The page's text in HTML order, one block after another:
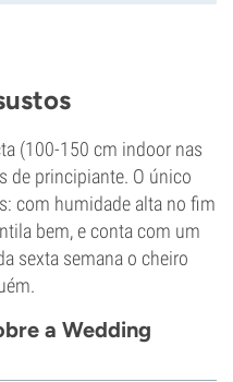
(100-150 cm indoor nas
de principiante. O único
com humidade alta no fim
bem, e conta com um
sexta semana o cheiro
a Wedding